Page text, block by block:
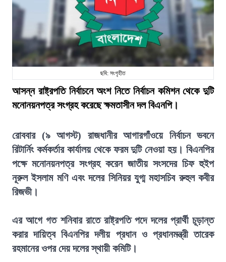
ছবি: সংগৃহীত
আসন্ন রাষ্ট্রপতি নির্বাচনে অংশ নিতে নির্বাচন কমিশন থেকে দুটি
মনোনয়নপত্র সংগ্রহ করেছে ক্ষমতাসীন দল বিএনপি।
রোববার (৯ আগস্ট) রাজধানীর আগারগাঁওয়ে নির্বাচন ভবনে
রিটার্নিং কর্মকর্তার কার্যালয় থেকে ফরম দুটি নেওয়া হয়। বিএনপির
পক্ষে মনোনয়নপত্র সংগ্রহ করেন জাতীয় সংসদের চিফ হুইপ
নূরুল ইসলাম মণি এবং দলের সিনিয়র যুগ্ম মহাসচিব রুহুল কবীর
রিজভী।
এর আগে গত শনিবার রাতে রাষ্ট্রপতি পদে দলের প্রার্থী চূড়ান্ত
করার দায়িত্ব বিএনপির দলীয় প্রধান ও প্রধানমন্ত্রী তারেক
রহমানের ওপর দেয় দলের স্থায়ী কমিটি।